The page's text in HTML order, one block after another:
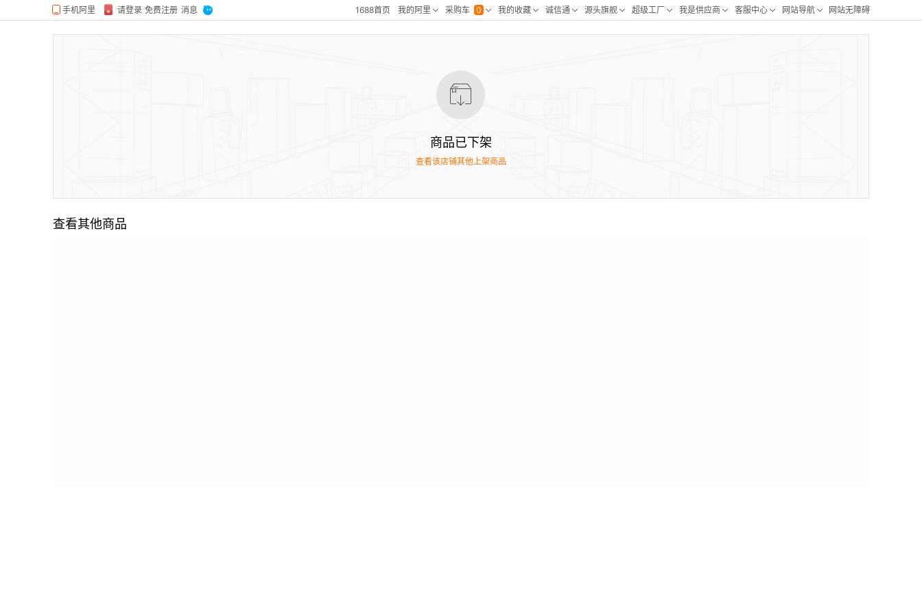
商品已下架
查看该店铺其他上架商品
查看其他商品